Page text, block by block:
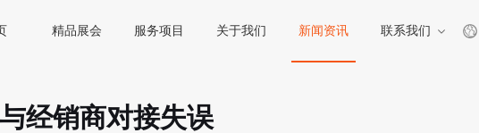
精品展会 服务项目 关于我们 新闻资讯 联系我们
经销商对接失误